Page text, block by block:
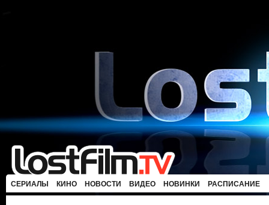
СЕРИАЛЫ КИНО НОВОСТИ ВИДЕО НОВИНКИ РАСПИСАНИЕ